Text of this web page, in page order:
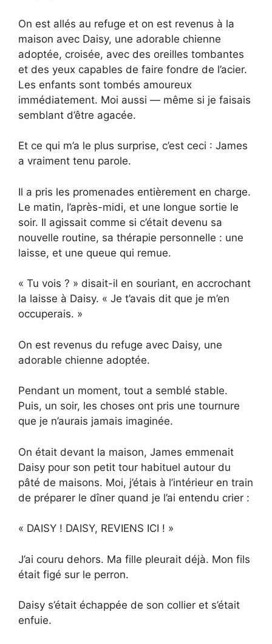
On est allés au refuge et on est revenus à la
maison avec Daisy, une adorable chienne
adoptée, croisée, avec des oreilles tombantes
et des yeux capables de faire fondre de l’acier.
Les enfants sont tombés amoureux
immédiatement. Moi aussi — même si je faisais
semblant d’être agacée.
Et ce qui m’a le plus surprise, c’est ceci : James
a vraiment tenu parole.
Il a pris les promenades entièrement en charge.
Le matin, l’après-midi, et une longue sortie le
soir. Il agissait comme si c’était devenu sa
nouvelle routine, sa thérapie personnelle : une
laisse, et une queue qui remue.
« Tu vois ? » disait-il en souriant, en accrochant
la laisse à Daisy. « Je t’avais dit que je m’en
occuperais. »
On est revenus du refuge avec Daisy, une
adorable chienne adoptée.
Pendant un moment, tout a semblé stable.
Puis, un soir, les choses ont pris une tournure
que je n’aurais jamais imaginée.
On était devant la maison, James emmenait
Daisy pour son petit tour habituel autour du
pâté de maisons. Moi, j’étais à l’intérieur en train
de préparer le dîner quand je l’ai entendu crier :
« DAISY ! DAISY, REVIENS ICI ! »
J’ai couru dehors. Ma fille pleurait déjà. Mon fils
était figé sur le perron.
Daisy s’était échappée de son collier et s’était
enfuie.